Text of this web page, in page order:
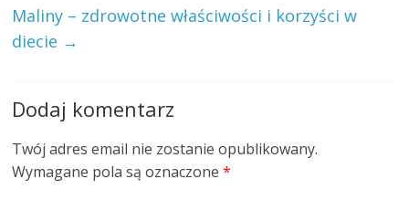
Maliny – zdrowotne właściwości i korzyści w
diecie →
Dodaj komentarz
Twój adres email nie zostanie opublikowany.
Wymagane pola są oznaczone*